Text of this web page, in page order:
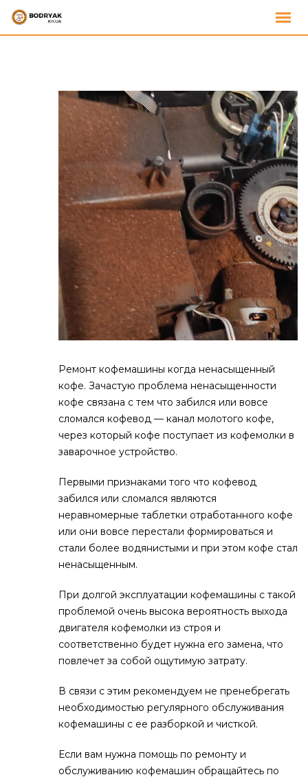
Ремонт кофемашины когда ненасыщенный
кофе. Зачастую проблема ненасыщенности
кофе связана с тем что забился или вовсе
сломался кофевод — канал молотого кофе,
через который кофе поступает из кофемолки в
заварочное устройство.
Первыми признаками того что кофевод
забился или сломался являются
неравномерные таблетки отработанного кофе
или они вовсе перестали формироваться и
стали более водянистыми и при этом кофе стал
ненасыщенным.
При долгой эксплуатации кофемашины с такой
проблемой очень высока вероятность выхода
двигателя кофемолки из строя и
соответственно будет нужна его замена, что
повлечет за собой ощутимую затрату.
В связи с этим рекомендуем не пренебрегать
необходимостью регулярного обслуживания
кофемашины с ее разборкой и чисткой.
Если вам нужна помощь по ремонту и
обслуживанию кофемашин обращайтесь по